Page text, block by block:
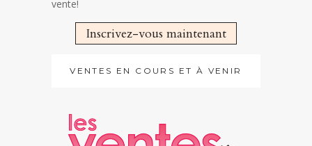
vente!
Inscrivez-vous maintenant
VENTES EN COURS ET À VENIR